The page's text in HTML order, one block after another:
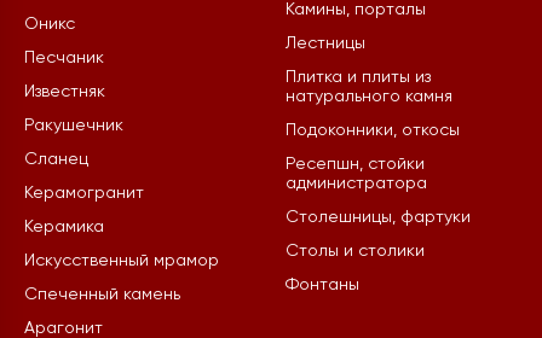
Оникс
Песчаник
Известняк
Ракушечник
Сланец
Керамогранит
Керамика
Искусственный мрамор
Спеченный камень
Арагонит
Камины, порталы
Лестницы
Плитка и плиты из
натурального камня
Подоконники, откосы
Ресепшн, стойки
администратора
Столешницы, фартуки
Столы и столики
Фонтаны